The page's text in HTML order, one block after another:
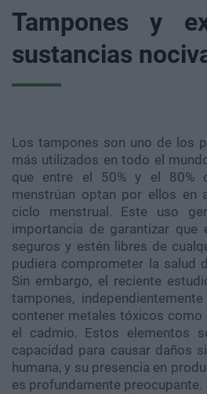
Tampones y
sustancias
Los tampones son uno de los
más utilizados en todo el
que entre el 50% y el 80%
menstrúan optan por ellos en
ciclo menstrual. Este uso
importancia de garantizar que
seguros y estén libres de
pudiera comprometer la salud
Sin embargo, el reciente
tampones,
contener metales tóxicos como
el cadmio. Estos elementos
capacidad para causar daños
humana, y su presencia en
es profundamente preocupante.